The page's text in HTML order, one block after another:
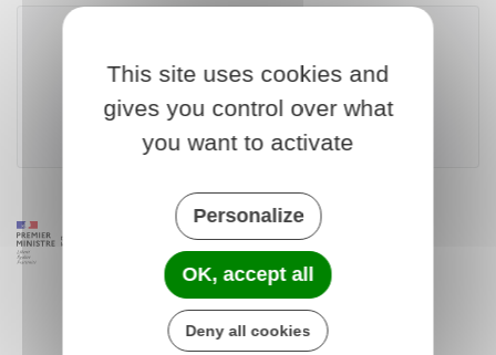
Télécharger le formulaire (119.2 KB)
Ministère chargé de la défense
This site uses cookies and
gives you control over what
you want to activate
Personalize
OK, accept all
Deny all cookies